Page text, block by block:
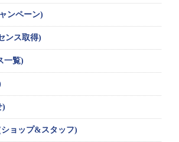
ンペーン)
ンス取得)
一覧)
)
ョップ&スタッフ)